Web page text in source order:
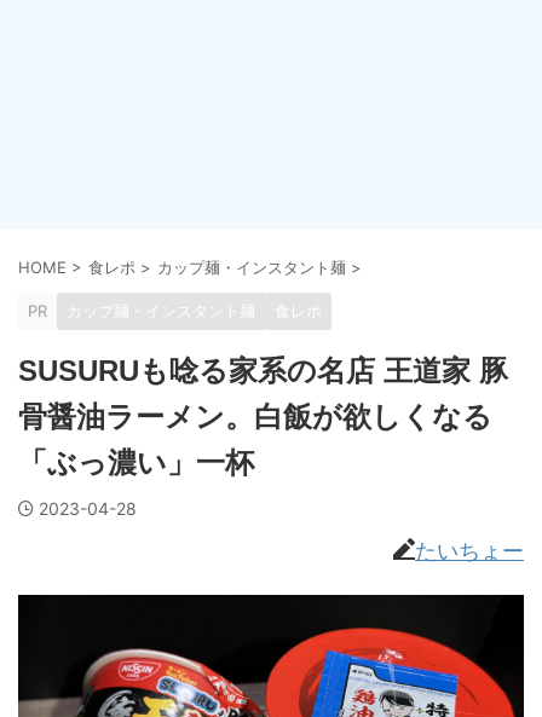
HOME > 食レポ > カップ麺・インスタント麺 >
PR カップ麺・インスタント麺 食レポ
SUSURUも唸る家系の名店 王道家 豚
骨醤油ラーメン。白飯が欲しくなる
「ぶっ濃い」一杯
2023-04-28
たいちょー